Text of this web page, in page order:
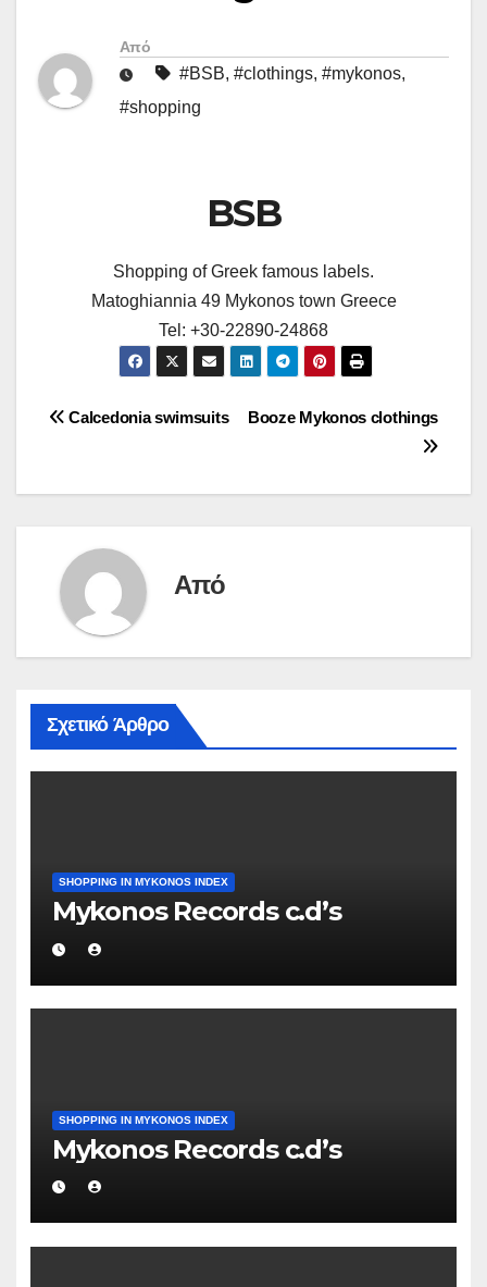
Από
#BSB, #clothings, #mykonos,
#shopping
BSB
Shopping of Greek famous labels.
Matoghiannia 49 Mykonos town Greece
Tel: +30-22890-24868
Πλοήγηση
Booze Mykonos clothings
Calcedonia swimsuits
Από
Σχετικό Άρθρο
SHOPPING IN MYKONOS INDEX
Mykonos Records c.d’s
SHOPPING IN MYKONOS INDEX
Mykonos Records c.d’s